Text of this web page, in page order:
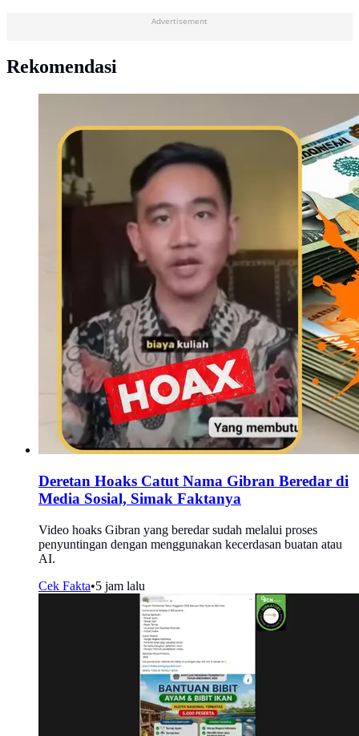
Advertisement
Rekomendasi
Deretan Hoaks Catut Nama Gibran Beredar di
Media Sosial, Simak Faktanya
Video hoaks Gibran yang beredar sudah melalui proses
penyuntingan dengan menggunakan kecerdasan buatan atau
AI.
Cek Fakta•5 jam lalu